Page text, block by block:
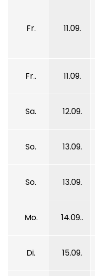
Fr. 11.09.
Fr.. 11.09.
Sa. 12.09.
So. 13.09.
So. 13.09.
Mo. 14.09..
Di. 15.09.